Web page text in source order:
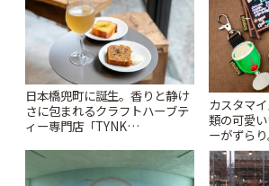
日本橋兜町に誕生。香りと静け
さに包まれるクラフトハーブテ
ィー専門店「TYNK
カスタマ
類の可愛
ーがずら
「
ぷ